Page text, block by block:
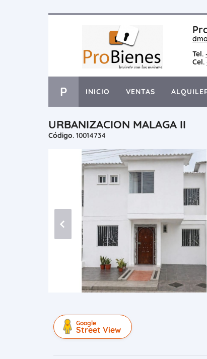
Tel.
Cel.
P INICIO VENTAS
URBANIZACION MALAGA II
Código. 10014734
Google
Street View